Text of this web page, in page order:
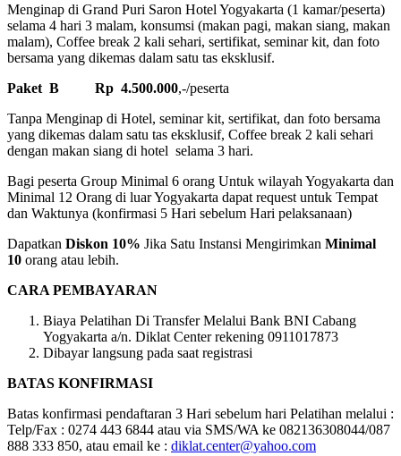
Menginap di Grand Puri Saron Hotel Yogyakarta (1 kamar/peserta)
selama 4 hari 3 malam, konsumsi (makan pagi, makan siang, makan
malam), Coffee break 2 kali sehari, sertifikat, seminar kit, dan foto
bersama yang dikemas dalam satu tas eksklusif.
Paket B Rp 4.500.000,-/peserta
Tanpa Menginap di Hotel, seminar kit, sertifikat, dan foto bersama
yang dikemas dalam satu tas eksklusif, Coffee break 2 kali sehari
dengan makan siang di hotel selama 3 hari.
Bagi peserta Group Minimal 6 orang Untuk wilayah Yogyakarta dan
Minimal 12 Orang di luar Yogyakarta dapat request untuk Tempat
dan Waktunya (konfirmasi 5 Hari sebelum Hari pelaksanaan)
Dapatkan Diskon 10% Jika Satu Instansi Mengirimkan Minimal
10 orang atau lebih.
CARA PEMBAYARAN
Biaya Pelatihan Di Transfer Melalui Bank BNI Cabang
Yogyakarta a/n. Diklat Center rekening 0911017873
Dibayar langsung pada saat registrasi
BATAS KONFIRMASI
Batas konfirmasi pendaftaran 3 Hari sebelum hari Pelatihan melalui :
Telp/Fax : 0274 443 6844 atau via SMS/WA ke 082136308044/087
888 333 850, atau email ke : diklat.center@yahoo.com